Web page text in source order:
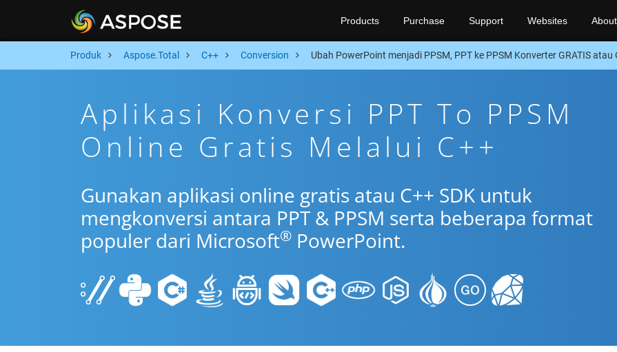
Products Purchase Support Websites About
Produk Aspose.Total C++ Conversion Ubah PowerPoint menjadi PPSM, PPT ke PPSM Konverter GRATIS atau
Aplikasi Konversi PPT To PPSM
Online Gratis Melalui C++
Gunakan aplikasi online gratis atau C++ SDK untuk
mengkonversi antara PPT & PPSM serta beberapa format
populer dari Microsoft® PowerPoint.